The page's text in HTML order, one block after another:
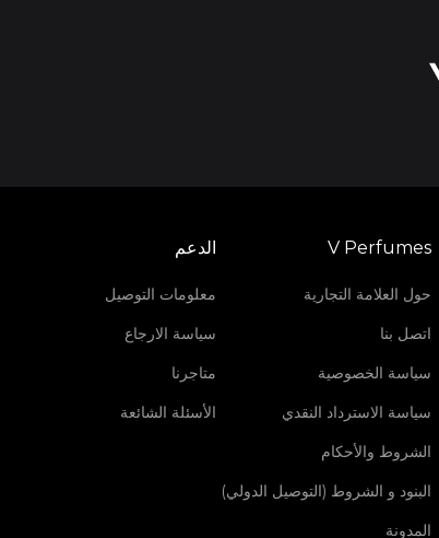
V Perfumes
حول العلامة التجارية
اتصل بنا
سياسة الخصوصية
سياسة الاسترداد النقدي
الشروط والأحكام
البنود و الشروط (التوصيل الدولي)
المدونة
الدعم
معلومات التوصيل
سياسة الارجاع
متاجرنا
الأسئلة الشائعة